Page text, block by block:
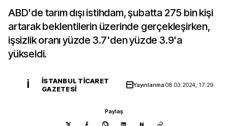
ABD'de tarım dışı istihdam, şubatta 275 bin kişi
artarak beklentilerin üzerinde gerçekleşirken,
işsizlik oranı yüzde 3.7'den yüzde 3.9'a
yükseldi.
İ
İSTANBUL TICARET
GAZETESI
Yayınlanma08.03.2024, 17:29
Paylaş
N